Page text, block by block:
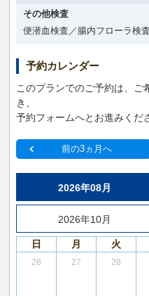
その他検査
便潜血検査／腸内フローラ検査
予約カレンダー
このプランでのご予約は、ご
き、
予約フォームへとお進みくだ
前の3ヵ月へ
2026年08月
2026年10月
日 月 火
26 27 28